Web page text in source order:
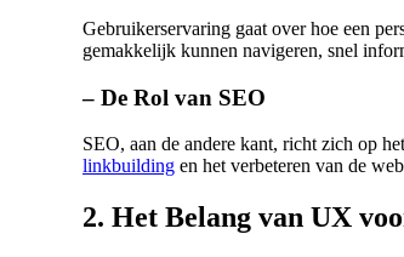
Gebruikerservaring gaat over hoe een
gemakkelijk kunnen navigeren, snel
– De Rol van SEO
SEO, aan de andere kant, richt zich op het
linkbuilding en het verbeteren van de
2. Het Belang van UX